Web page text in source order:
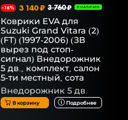
-16% 3 140 ₽ 3 760 ₽ В НАЛИЧИИ
Коврики EVA для
Suzuki Grand Vitara (2)
(FT) (1997-2006) (ЗВ
вырез под стоп-
сигнал) Внедорожник
5 дв., комплект, салон
5-ти местный, сота
Внедорожник 5 дв.
В корзину Подробнее